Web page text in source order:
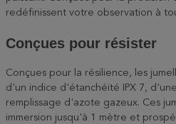
redéfinissent votre observation à
Conçues pour résister
Conçues pour la résilience, les
d'un indice d'étanchéité IPX 7,
remplissage d'azote gazeux. Ces
immersion jusqu'à 1 mètre et